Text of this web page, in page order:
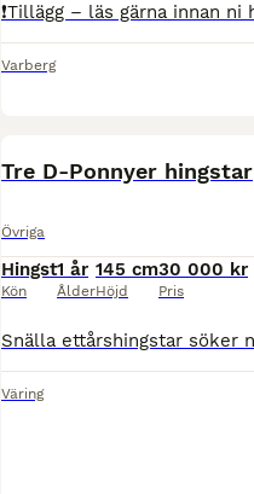
Varberg
Tre D-Ponnyer hingstar
Övriga
Hingst
Kön
1 år
Ålder
145 cm
Höjd
30 000 kr
Pris
Väring